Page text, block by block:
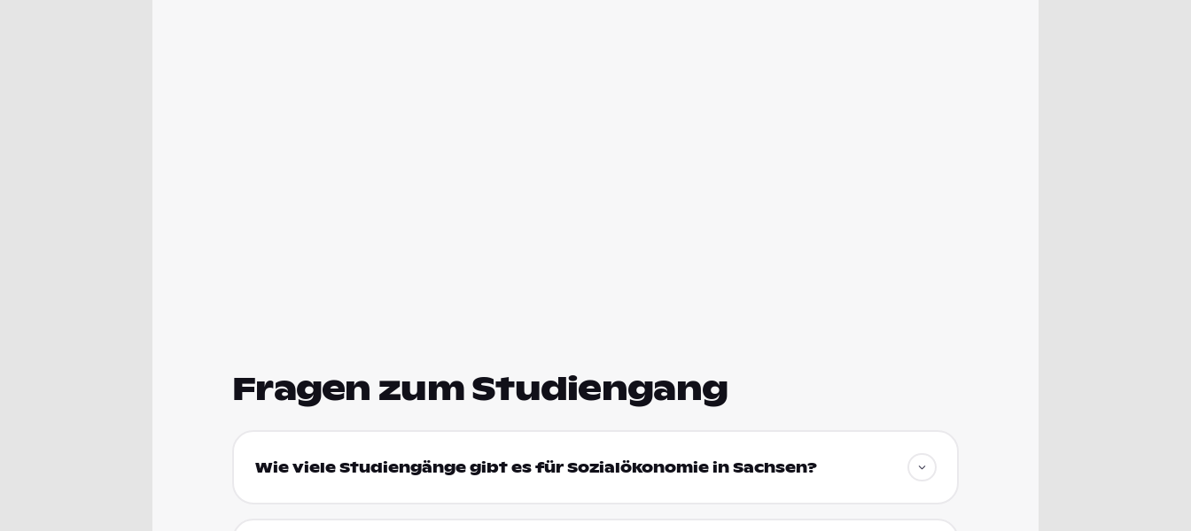
Fragen zum Studiengang
Wie viele Studiengänge gibt es für Sozialökonomie in Sachsen?